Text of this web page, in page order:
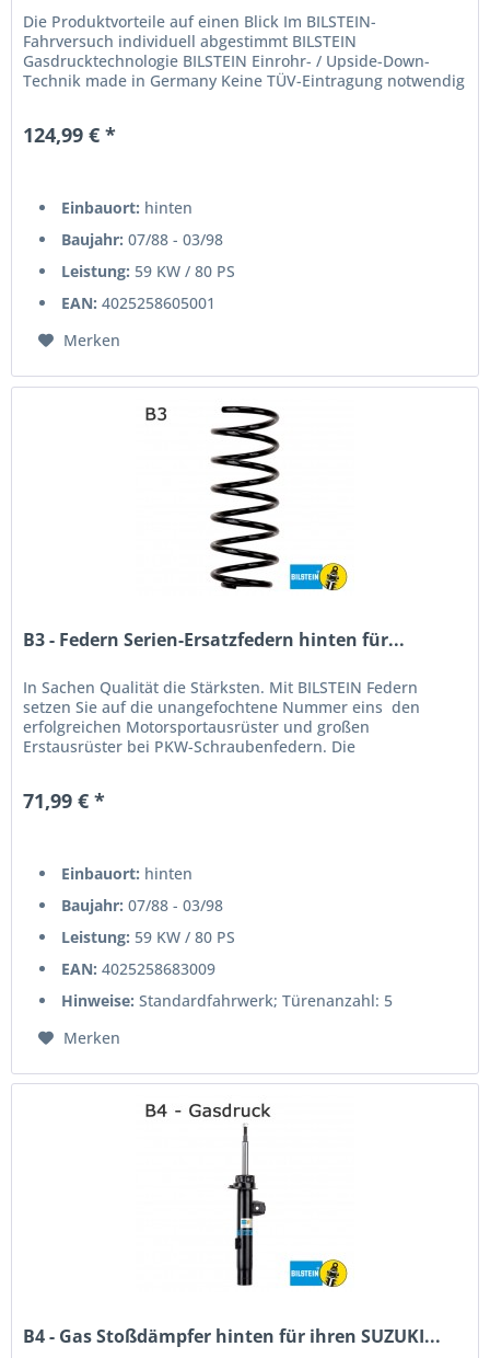
Die Produktvorteile auf einen Blick Im BILSTEIN-
Fahrversuch individuell abgestimmt BILSTEIN
Gasdrucktechnologie BILSTEIN Einrohr- / Upside-Down-
Technik made in Germany Keine TÜV-Eintragung notwendig
124,99 € *
Einbauort: hinten
Baujahr: 07/88 - 03/98
Leistung: 59 KW / 80 PS
EAN: 4025258605001
Merken
B3 - Federn Serien-Ersatzfedern hinten für...
In Sachen Qualität die Stärksten. Mit BILSTEIN Federn
setzen Sie auf die unangefochtene Nummer eins  den
erfolgreichen Motorsportausrüster und großen
Erstausrüster bei PKW-Schraubenfedern. Die
71,99 € *
Einbauort: hinten
Baujahr: 07/88 - 03/98
Leistung: 59 KW / 80 PS
EAN: 4025258683009
Hinweise: Standardfahrwerk; Türenanzahl: 5
Merken
B4 - Gas Stoßdämpfer hinten für ihren SUZUKI...